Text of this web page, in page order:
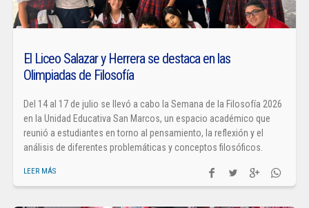
El Liceo Salazar y Herrera se destaca en las
Olimpiadas de Filosofía
Del 14 al 17 de julio se llevó a cabo la Semana de la Filosofía 2026
en la Unidad Educativa San Marcos, un espacio académico que
reunió a estudiantes en torno al pensamiento, la reflexión y el
análisis de diferentes problemáticas y conceptos filosóficos.
LEER MÁS